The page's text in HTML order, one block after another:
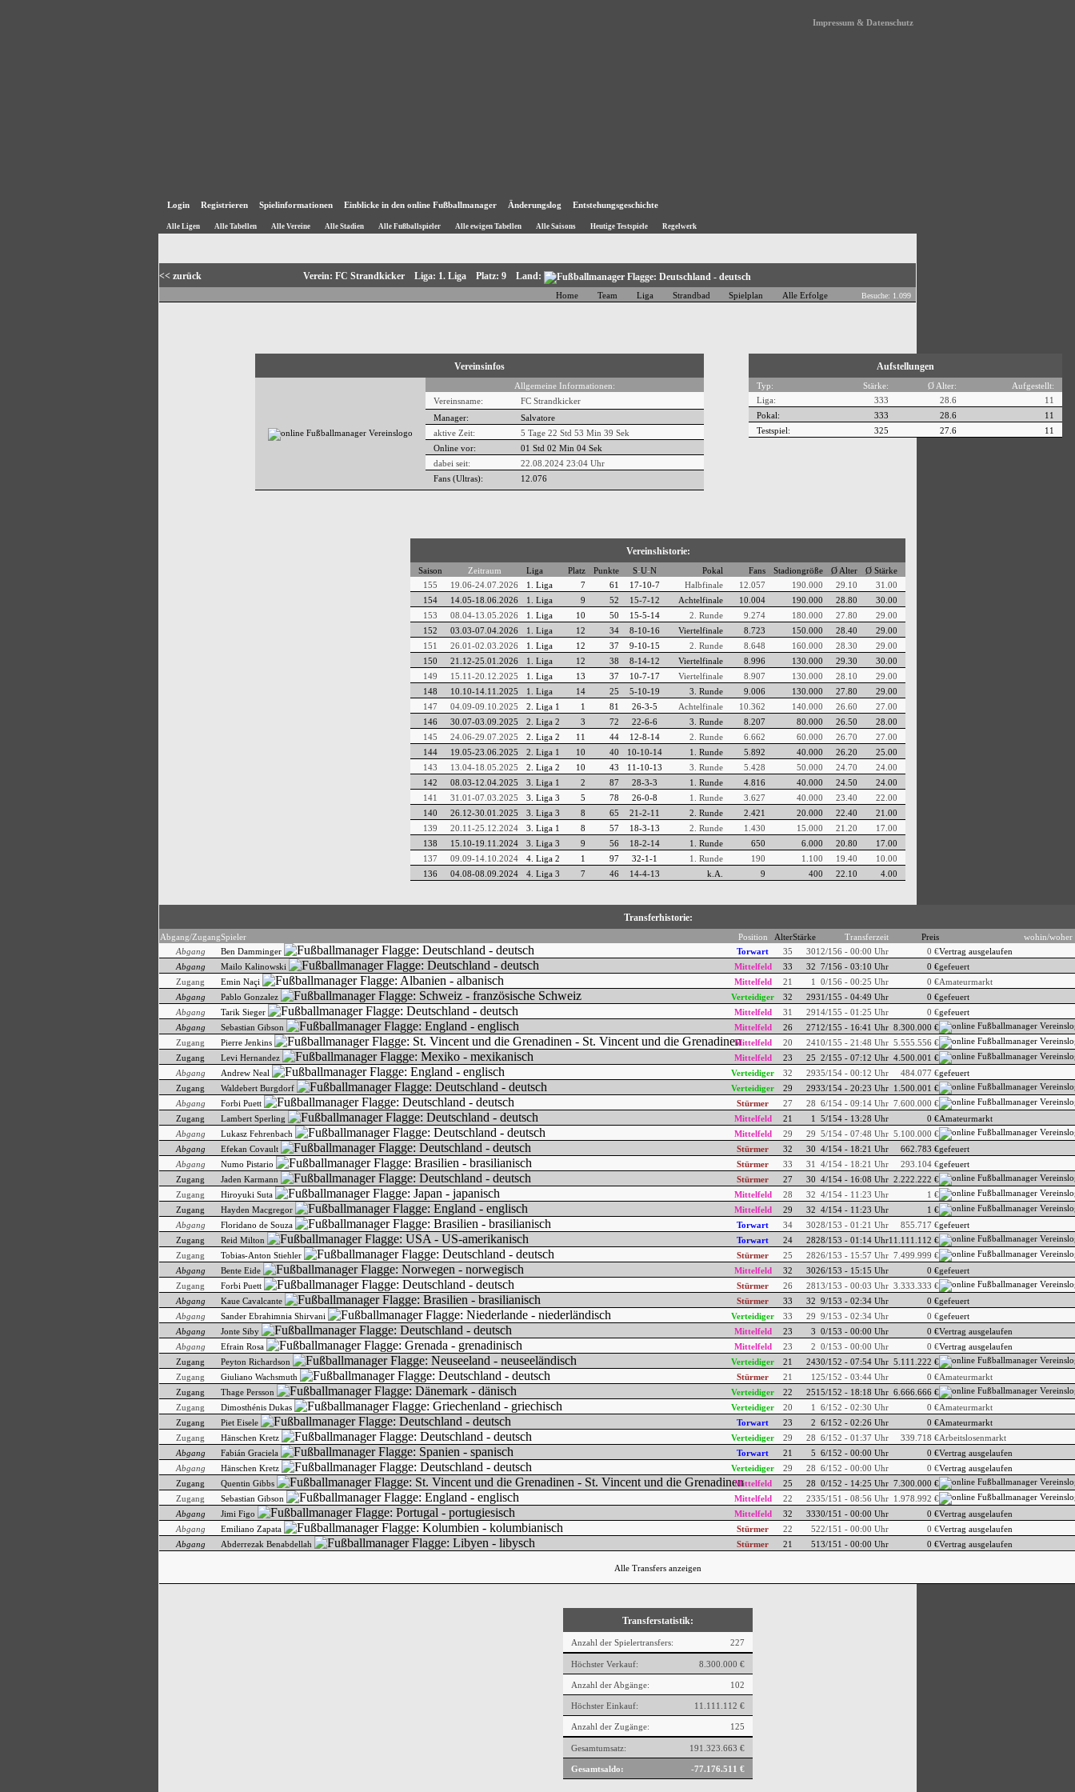
Impressum & Datenschutz
Login Registrieren Spielinformationen Einblicke in den online Fußballmanager Änderungslog Entstehungsgeschichte
Alle Ligen Alle Tabellen Alle Vereine Alle Stadien Alle Fußballspieler Alle ewigen Tabellen Alle Saisons Heutige Testspiele Regelwerk
<< zurück Verein: FC Strandkicker Liga: 1. Liga Platz: 9 Land:
Home Team Liga Strandbad Spielplan Alle Erfolge Besuche: 1.099
Vereinsinfos
Allgemeine Informationen:
Vereinsname:
FC Strandkicker
Manager:
Salvatore
aktive Zeit:
5 Tage 22 Std 53 Min 39 Sek
Online vor:
01 Std 02 Min 05 Sek
dabei seit:
22.08.2024 23:04 Uhr
Fans (Ultras):
12.076
Aufstellungen
Typ: Stärke: Ø Alter:
Aufgestellt:
Liga:
333 28.6
11
Pokal:
333 28.6
11
Testspiel:
325 27.6 11
Vereinshistorie:
Saison Zeitraum Liga Platz Punkte S-U-N Pokal Fans Stadiongröße Ø Alter
Ø Stärke
155
19.06-24.07.2026 1. Liga 7 61 17-10-7 Halbfinale 12.057 190.000 29.10
31.00
154
14.05-18.06.2026 1. Liga 9 52 15-7-12 Achtelfinale 10.004 190.000 28.80
30.00
153
08.04-13.05.2026 1. Liga 10 50 15-5-14 2. Runde 9.274 180.000 27.80
29.00
152
03.03-07.04.2026 1. Liga 12 34 8-10-16 Viertelfinale 8.723 150.000 28.40
29.00
151
26.01-02.03.2026 1. Liga 12 37 9-10-15 2. Runde 8.648 160.000 28.30
29.00
150
21.12-25.01.2026 1. Liga 12 38 8-14-12 Viertelfinale 8.996 130.000 29.30
30.00
149
15.11-20.12.2025 1. Liga 13 37 10-7-17 Viertelfinale 8.907 130.000 28.10
29.00
148
10.10-14.11.2025 1. Liga 14 25 5-10-19 3. Runde 9.006 130.000 27.80
29.00
147
04.09-09.10.2025 2. Liga 1 1 81 26-3-5 Achtelfinale 10.362 140.000 26.60
27.00
146
30.07-03.09.2025 2. Liga 2 3 72 22-6-6 3. Runde 8.207 80.000 26.50
28.00
145
24.06-29.07.2025 2. Liga 2 11 44 12-8-14 2. Runde 6.662 60.000 26.70
27.00
144
19.05-23.06.2025 2. Liga 1 10 40 10-10-14 1. Runde 5.892 40.000 26.20
25.00
143
13.04-18.05.2025 2. Liga 2 10 43 11-10-13 3. Runde 5.428 50.000 24.70
24.00
142
08.03-12.04.2025 3. Liga 1 2 87 28-3-3 1. Runde 4.816 40.000 24.50
24.00
141
31.01-07.03.2025 3. Liga 3 5 78 26-0-8 1. Runde 3.627 40.000 23.40
22.00
140
26.12-30.01.2025 3. Liga 3 8 65 21-2-11 2. Runde 2.421 20.000 22.40
21.00
139
20.11-25.12.2024 3. Liga 1 8 57 18-3-13 2. Runde 1.430 15.000 21.20
17.00
138
15.10-19.11.2024 3. Liga 3 9 56 18-2-14 1. Runde 650 6.000 20.80
17.00
137
09.09-14.10.2024 4. Liga 2 1 97 32-1-1 1. Runde 190 1.100 19.40
10.00
136
04.08-08.09.2024 4. Liga 3 7 46 14-4-13 k.A. 9 400 22.10 4.00
Transferhistorie:
Abgang/ZugangSpieler Position AlterStärke Transferzeit Preis
wohin/woher
Abgang
Ben Damminger Torwart 35 3012/156 - 00:00 Uhr 0 €Vertrag ausgelaufen
Abgang
Mailo Kalinowski Mittelfeld 33 32 7/156 - 03:10 Uhr 0 €gefeuert
Zugang
Emin Naçi Mittelfeld 21 1 0/156 - 00:25 Uhr 0 €Amateurmarkt
Abgang
Pablo Gonzalez Verteidiger 32 2931/155 - 04:49 Uhr 0 €gefeuert
Abgang
Tarik Sieger Mittelfeld 31 2914/155 - 01:25 Uhr 0 €gefeuert
Abgang
Sebastian Gibson Mittelfeld 26 2712/155 - 16:41 Uhr 8.300.000 €
Zugang
Pierre Jenkins Mittelfeld 20 2410/155 - 21:48 Uhr 5.555.556 €
Zugang
Levi Hernandez Mittelfeld 23 25 2/155 - 07:12 Uhr 4.500.001 €
Abgang
Andrew Neal Verteidiger 32 2935/154 - 00:12 Uhr 484.077 €gefeuert
Zugang
Waldebert Burgdorf Verteidiger 29 2933/154 - 20:23 Uhr 1.500.001 €
Abgang
Forbi Puett Stürmer 27 28 6/154 - 09:14 Uhr 7.600.000 €
Zugang
Lambert Sperling Mittelfeld 21 1 5/154 - 13:28 Uhr 0 €Amateurmarkt
Abgang
Lukasz Fehrenbach Mittelfeld 29 29 5/154 - 07:48 Uhr 5.100.000 €
Abgang
Efekan Covault Stürmer 32 30 4/154 - 18:21 Uhr 662.783 €gefeuert
Abgang
Numo Pistario Stürmer 33 31 4/154 - 18:21 Uhr 293.104 €gefeuert
Zugang
Jaden Karmann Stürmer 27 30 4/154 - 16:08 Uhr 2.222.222 €
Zugang
Hiroyuki Suta Mittelfeld 28 32 4/154 - 11:23 Uhr
1 €
Zugang
Hayden Macgregor Mittelfeld 29 32 4/154 - 11:23 Uhr
1 €
Abgang
Floridano de Souza Torwart 34 3028/153 - 01:21 Uhr 855.717 €gefeuert
Zugang
Reid Milton Torwart 24 2828/153 - 01:14 Uhr11.111.112 €
Zugang
Tobias-Anton Stiehler Stürmer 25 2826/153 - 15:57 Uhr 7.499.999 €
Abgang
Bente Eide Mittelfeld 32 3026/153 - 15:15 Uhr 0 €gefeuert
Zugang
Forbi Puett Stürmer 26 2813/153 - 00:03 Uhr 3.333.333 €
Abgang
Kaue Cavalcante Stürmer 33 32 9/153 - 02:34 Uhr 0 €gefeuert
Abgang
Sander Ebrahimnia Shirvani Verteidiger 33 29 9/153 - 02:34 Uhr 0 €gefeuert
Abgang
Jonte Siby Mittelfeld 23 3 0/153 - 00:00 Uhr 0 €Vertrag ausgelaufen
Abgang
Efrain Rosa Mittelfeld 23 2 0/153 - 00:00 Uhr 0 €Vertrag ausgelaufen
Zugang
Peyton Richardson Verteidiger 21 2430/152 - 07:54 Uhr 5.111.222 €
Zugang
Giuliano Wachsmuth Stürmer 21 125/152 - 03:44 Uhr 0 €Amateurmarkt
Zugang
Thage Persson Verteidiger 22 2515/152 - 18:18 Uhr 6.666.666 €
Zugang
Dimosthénis Dukas Verteidiger 20 1 6/152 - 02:30 Uhr 0 €Amateurmarkt
Zugang
Piet Eisele Torwart 23 2 6/152 - 02:26 Uhr 0 €Amateurmarkt
Zugang
Hänschen Kretz Verteidiger 29 28 6/152 - 01:37 Uhr 339.718 €Arbeitslosenmarkt
Abgang
Fabián Graciela Torwart 21 5 6/152 - 00:00 Uhr 0 €Vertrag ausgelaufen
Abgang
Hänschen Kretz Verteidiger 29 28 6/152 - 00:00 Uhr 0 €Vertrag ausgelaufen
Zugang
Quentin Gibbs Mittelfeld 25 28 0/152 - 14:25 Uhr 7.300.000 €
Zugang
Sebastian Gibson Mittelfeld 22 2335/151 - 08:56 Uhr 1.978.992 €
Abgang
Jimi Figo Mittelfeld 32 3330/151 - 00:00 Uhr 0 €Vertrag ausgelaufen
Abgang
Emiliano Zapata Stürmer 22 522/151 - 00:00 Uhr 0 €Vertrag ausgelaufen
Abgang
Abderrezak Benabdellah Stürmer 21 513/151 - 00:00 Uhr 0 €Vertrag ausgelaufen
Alle Transfers anzeigen
Transferstatistik:
Anzahl der Spielertransfers: 227
Höchster Verkauf: 8.300.000 €
Anzahl der Abgänge: 102
Höchster Einkauf: 11.111.112 €
Anzahl der Zugänge: 125
Gesamtumsatz: 191.323.663 €
Gesamtsaldo: -77.176.511 €